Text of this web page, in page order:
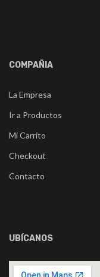
COMPAÑIA
La Empresa
Ir a Productos
Mi Carrito
Checkout
Contacto
UBÍCANOS